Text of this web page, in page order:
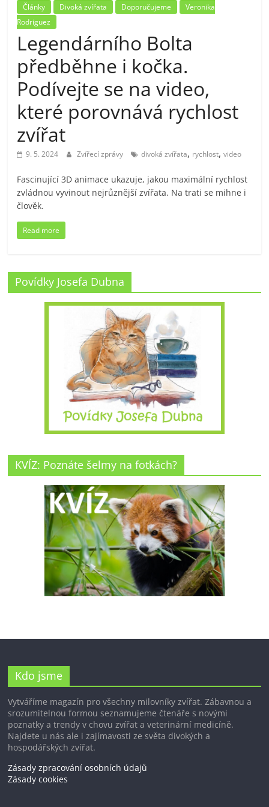
Články Divoká zvířata Doporučujeme
Veronika
Rodriguez
Legendárního Bolta
předběhne i kočka.
Podívejte se na video,
které porovnává rychlost
zvířat
9. 5. 2024 Zvířecí zprávy divoká zvířata, rychlost,video
Fascinující 3D animace ukazuje, jakou maximální rychlost
zvládnou vyvinout nejrůznější zvířata. Na trati se mihne i
člověk.
Read more
Povídky Josefa Dubna
KVÍZ: Poznáte šelmy na fotkách?
Kdo jsme
Vytváříme magazín pro všechny milovníky zvířat. Zábavnou a
srozumitelnou formou seznamujeme čtenáře s novými
poznatky a trendy v chovu zvířat a veterinární medicíně.
Najdete u nás ale i zajímavosti ze světa divokých a
hospodářských zvířat.
Zásady zpracování osobních údajů
Zásady cookies